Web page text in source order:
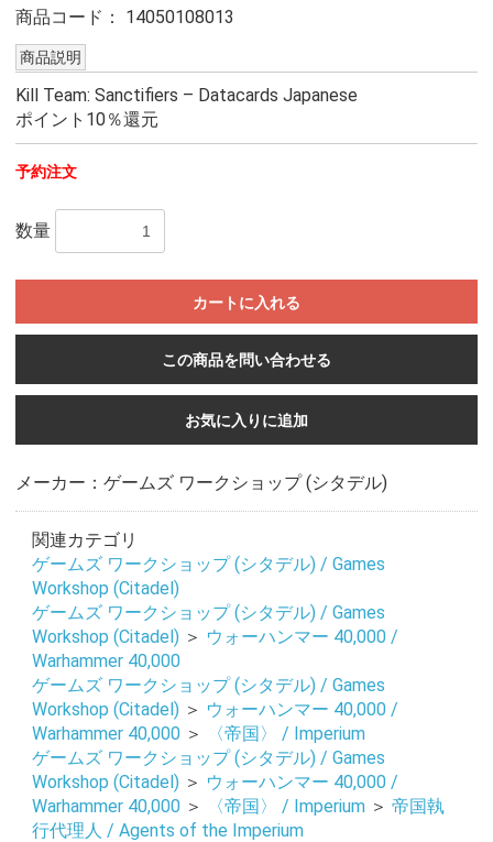
商品コード： 14050108013
商品説明
Kill Team: Sanctifiers – Datacards Japanese
ポイント10％還元
予約注文
数量
カートに入れる
この商品を問い合わせる
お気に入りに追加
メーカー：ゲームズ ワークショップ (シタデル)
関連カテゴリ
ゲームズ ワークショップ (シタデル) / Games
Workshop (Citadel)
ゲームズ ワークショップ (シタデル) / Games
Workshop (Citadel) ＞ ウォーハンマー 40,000 /
Warhammer 40,000
ゲームズ ワークショップ (シタデル) / Games
Workshop (Citadel) ＞ ウォーハンマー 40,000 /
Warhammer 40,000 ＞
〈帝国〉 / Imperium
ゲームズ ワークショップ (シタデル) / Games
Workshop (Citadel) ＞ ウォーハンマー 40,000 /
Warhammer 40,000 ＞ 〈帝国〉 / Imperium ＞ 帝国執
行代理人 / Agents of the Imperium